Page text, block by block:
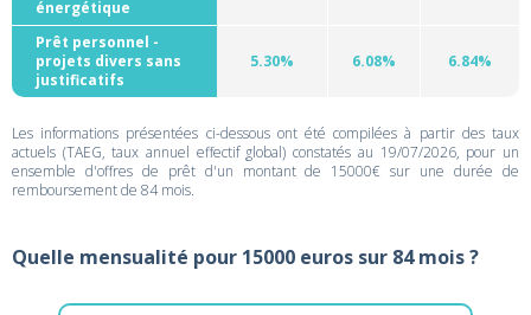
énergétique
Prêt personnel -
projets divers sans
justificatifs
5.30% 6.08% 6.84%
Les informations présentées ci-dessous ont été compilées à partir des taux
actuels (TAEG, taux annuel effectif global) constatés au 19/07/2026, pour un
ensemble d'offres de prêt d'un montant de 15000€ sur une durée de
remboursement de 84 mois.
Quelle mensualité pour 15000 euros sur 84 mois ?